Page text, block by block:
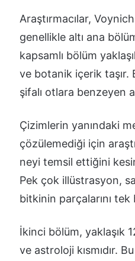
Araştırmacılar, Voynich
genellikle altı ana
kapsamlı bölüm
ve botanik içerik taşır.
şifalı otlara benzeyen
Çizimlerin yanındaki
çözülemediği için
neyi temsil ettiğini
Pek çok illüstrasyon,
bitkinin parçalarını
İkinci bölüm, yaklaşık
ve astroloji kısmıdır.